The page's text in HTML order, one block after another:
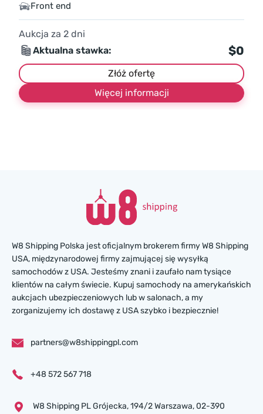
Front end
Aukcja za 2 dni
Aktualna stawka:
$0
Złóż ofertę
Więcej informacji
W8 Shipping Polska jest oficjalnym brokerem firmy W8 Shipping
USA, międzynarodowej firmy zajmującej się wysyłką
samochodów z USA. Jesteśmy znani i zaufało nam tysiące
klientów na całym świecie. Kupuj samochody na amerykańskich
aukcjach ubezpieczeniowych lub w salonach, a my
zorganizujemy ich dostawę z USA szybko i bezpiecznie!
partners@w8shippingpl.com
+48 572 567 718
W8 Shipping PL Grójecka , 194/2 Warszawa, 02-390